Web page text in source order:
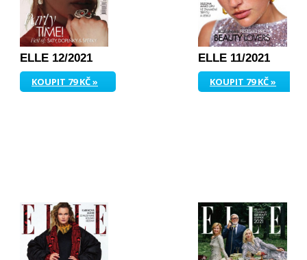
ELLE 12/2021
KOUPIT 79 KČ »
ELLE 11/2021
KOUPIT 79 KČ »